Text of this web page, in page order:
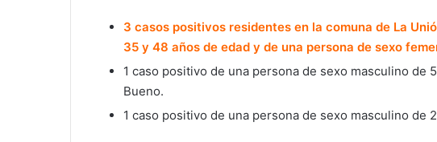
3 casos positivos residentes en la comuna de La
35 y 48 años de edad y de una persona de sexo
1 caso positivo de una persona de sexo masculino de
Bueno.
1 caso positivo de una persona de sexo masculino de